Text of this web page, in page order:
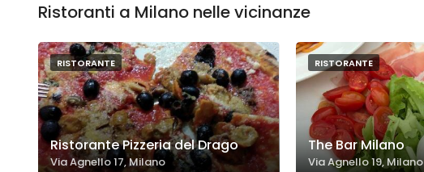
Ristoranti a Milano nelle vicinanze
RISTORANTE
Ristorante Pizzeria del Drago
Via Agnello 17, Milano
RISTORANTE
The Bar Milano
Via Agnello 19, Milano